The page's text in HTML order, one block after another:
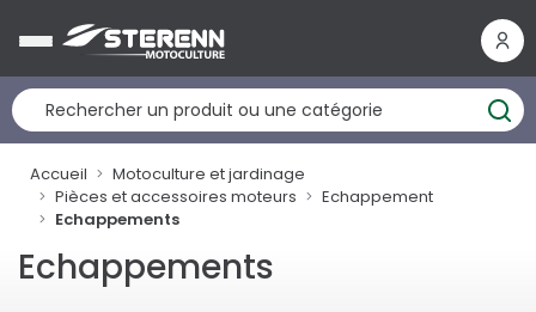
Accueil
Motoculture et jardinage
Pièces et accessoires moteurs
Echappement
Echappements
Echappements